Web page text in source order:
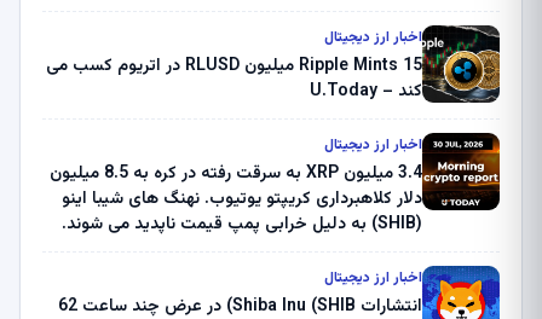
اخبار ارز دیجیتال
Ripple Mints 15 میلیون RLUSD در اتریوم کسب می
کند – U.Today
اخبار ارز دیجیتال
3.4 میلیون XRP به سرقت رفته در کره به 8.5 میلیون
دلار کلاهبرداری کریپتو یوتیوب. نهنگ های شیبا اینو
(SHIB) به دلیل خرابی پمپ قیمت ناپدید می شوند.
ثبت کرد – گزارش کریپتو صبح – U.Today
اخبار ارز دیجیتال
انتشارات Shiba Inu (SHIB) در عرض چند ساعت 62